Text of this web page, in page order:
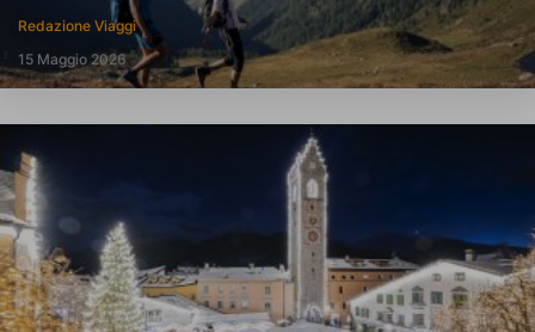
Redazione Viaggi
15 Maggio 2026